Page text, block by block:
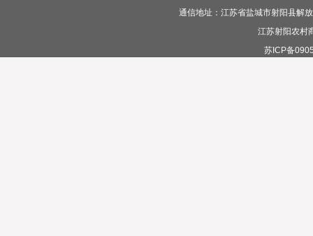
通信地址：江苏省盐城市射阳县解
江苏射阳农村
苏ICP备